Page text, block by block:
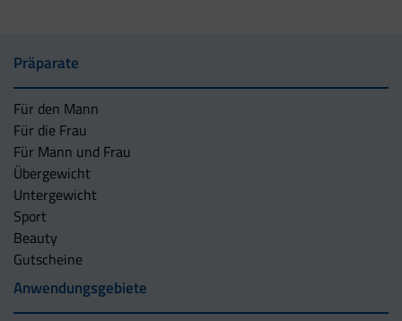
Präparate
Für den Mann
Für die Frau
Für Mann und Frau
Übergewicht
Untergewicht
Sport
Beauty
Gutscheine
Anwendungsgebiete